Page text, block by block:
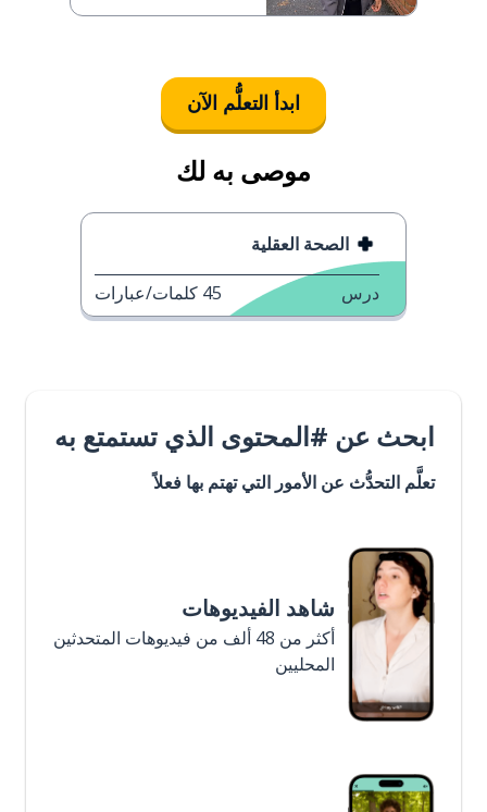
ابدأ التعلُّم الآن
موصى به لك
الصحة العقلية
درس 45 كلمات/عبارات
ابحث عن #المحتوى الذي تستمتع به
تعلَّم التحدُّث عن الأمور التي تهتم بها فعلاً
شاهد الفيديوهات
أكثر من 48 ألف من فيديوهات المتحدثين
المحليين